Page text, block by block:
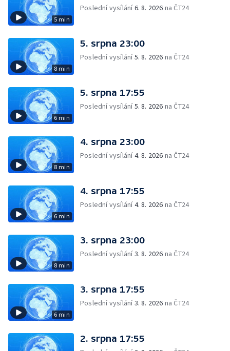
5 min
Poslední vysílání6. 8. 2026 na ČT24
8 min
5. srpna 23:00
Poslední vysílání5. 8. 2026 na ČT24
6 min
5. srpna 17:55
Poslední vysílání5. 8. 2026 na ČT24
8 min
4. srpna 23:00
Poslední vysílání4. 8. 2026 na ČT24
6 min
4. srpna 17:55
Poslední vysílání4. 8. 2026 na ČT24
8 min
3. srpna 23:00
Poslední vysílání3. 8. 2026 na ČT24
6 min
3. srpna 17:55
Poslední vysílání3. 8. 2026 na ČT24
2. srpna 17:55